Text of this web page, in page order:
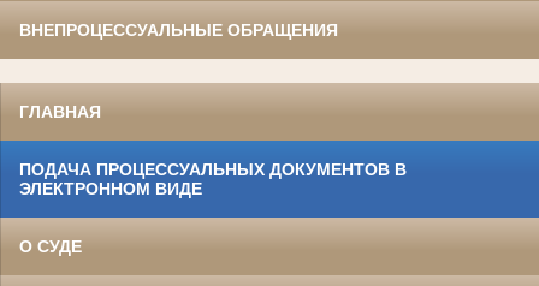
ВНЕПРОЦЕССУАЛЬНЫЕ ОБРАЩЕНИЯ
ГЛАВНАЯ
ПОДАЧА ПРОЦЕССУАЛЬНЫХ ДОКУМЕНТОВ В
ЭЛЕКТРОННОМ ВИДЕ
О СУДЕ